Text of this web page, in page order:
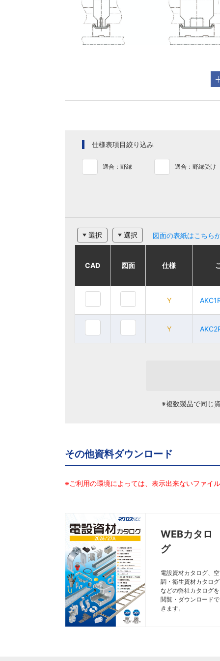
仕様表項目絞り込み
適合：野縁 適合：野縁受け
選択 選択 図面の表紙はこちら
CAD 図面 ご注文品番
CAD 図面 仕様
Y
Y
CAD 図面 ご注文品番
CAD 図面 仕様
Y
Y
※複数製品で同じ
その他資料ダウンロード
※ご利用の環境によっては、表示出来ないファイ
WEBカタロ
グ
電設資材カタログ、空
調・衛生資材カタログ
などの弊社カタログを
閲覧・ダウンロードで
きます。